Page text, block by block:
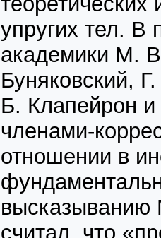
упругих тел. В
академики М.
Буняковский,
Б. Клапейрон
членами-
отношении в
высказыванию
считал, что